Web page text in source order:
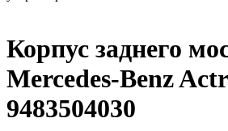
Корпус заднего
Mercedes-Benz
9483504030